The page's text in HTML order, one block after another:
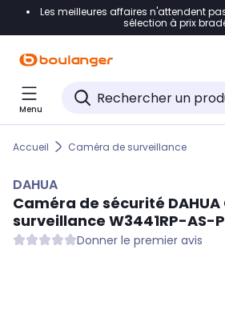
Accéder directement à la
Accéder directement au pied de
Accéder directement au chatbot
Les meilleures affaires n'attendent
sélection à prix
Menu
Accueil Caméra de surveillance
DAHUA
Caméra de sécurité DAHUA
surveillance W3441RP-AS-
Donner le premier avis